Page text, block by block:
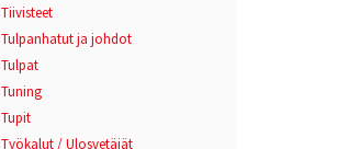
Tiivisteet
Tulpanhatut ja johdot
Tulpat
Tuning
Tupit
Työkalut / Ulosvetäjät